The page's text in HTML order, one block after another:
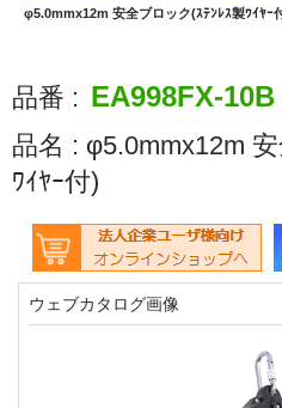
φ5.0mmx12m 安全ブロック(ｽﾃﾝﾚｽ製ﾜｲﾔｰ
品番 : EA998FX-10B
品名 : φ5.0mmx12m
ﾜｲﾔｰ付)
ウェブカタログ画像